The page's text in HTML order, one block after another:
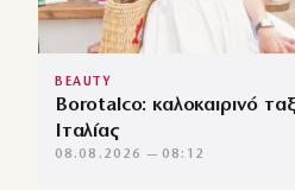
BEAUTY
Borotalco: καλοκαιρινό
Ιταλίας
08.08.2026 — 08:12